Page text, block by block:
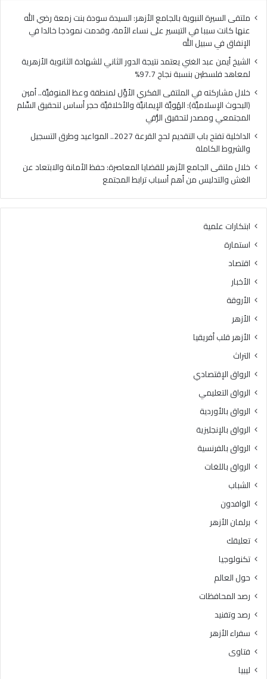
بنسبة
نجاح
97.7%
ملتقى السيرة النبوية بالجامع الأزهر: السيدة سودة بنت زمعة رضي الله
عنها كانت سببا في التيسير على نساء الأمة، وقدمت نموذجا خالدا في
الإنفاق في سبيل الله
الشيخ أيمن عبد الغني يعتمد نتيجة الدور الثاني للشهادة الثانوية الأزهرية
لمعاهد فلسطين بنسبة نجاح 97.7%
خلال مشاركته في الملتقى الفكري الأوَّل لمنطقة وعظ المنوفيَّة.. أمين
(البحوث الإسلاميَّة): الهُويَّة الإيمانيَّة والأخلاقيَّة حجر أساس لتحقيق السِّلم
المجتمعي ومصدر لتحقيق الرُّقي
الداخلية تفتح باب التقديم لحج القرعة 2027.. المواعيد وطرق التسجيل
والشروط الكاملة
خلال ملتقى الجامع الأزهر للقضايا المعاصرة: حفظ الأمانة والابتعاد عن
الغش والتدليس من أهم أسباب ترابط المجتمع
ابتكارات علمية
استمارة
اقتصاد
الأخبار
الأروقة
الأزهر
الأزهر قلب أفريقيا
التراث
الرواق الإقتصادي
الرواق التعليمي
الرواق بالأوردية
الرواق بالإنجليزية
الرواق بالفرنسية
الرواق باللغات
الشباب
الوافدون
برلمان الأزهر
تعليقك
تكنولوجيا
حول العالم
رصد المحافظات
رصد وتفنيد
سفراء الأزهر
فتاوى
ليبيا